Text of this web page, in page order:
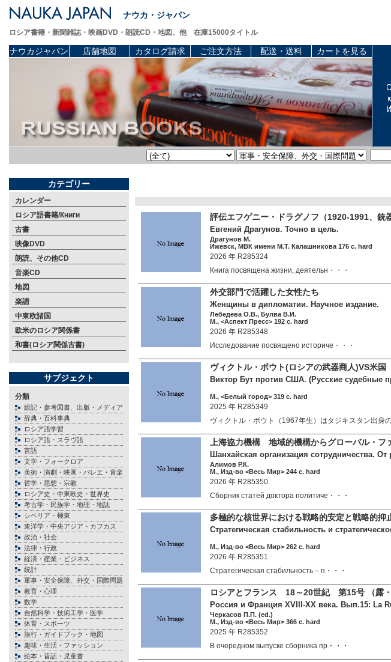
ナウカ・ジャパン
ロシア書籍・新聞雑誌・映画DVD・朗読CD・地図、他 在庫15000タイトル
ナウカジャパン 店舗地図 カタログ請求 ご注文方法 配送・送料 カートを見る
カテゴリー
カレンダー
ロシア語書籍/Книги
古書
映像DVD
朗読、その他CD
音楽CD
地図
楽譜
中東欧諸国
欧米のロシア関係書
和書(ロシア関係古書)
サブジェクト
分類
総記・参考図書、出版・メディア
辞典・百科事典
ロシア語学習
ロシア語・スラヴ語
言語
文学・フォークロア
美術・演劇・映画・バレエ・音楽
哲学・思想・宗教
ロシア史・中東欧史・世界史
考古学・民族学・地理・地誌
シベリア・極東
東洋学・中央アジア・カフカス
政治・社会
法律・行政
経済・産業・ビジネス
統計
軍事・安全保障、外交・国際問題
教育・心理
数学
自然科学・技術工学・医学
体育・スポーツ
旅行・ガイドブック・地図
趣味・生活・ファッション
絵本・昔話・児童書
評伝エフゲニー・ドラグノフ（1920-1991、
Евгений Драгунов. Точно в цель.
Драгунов М.
Ижевск, МВК имени М.Т. Калашникова 176 c. hard
2026 年 R285324
Книга посвящена жизни, деятельн・・・
外交部門で
Женщины в дипломатии. Научное издание.
Лебедева О.В., Булва В.И.
М., <Аспект Пресс> 192 c. hard
2026 年 R285348
Исследование посвящено историче・・・
ヴィクトル・ボウト(ロシアの武器商人)VS米国
Виктор Бут против США. (Русские судебные
М., <Белый город> 319 c. hard
2025 年 R285349
ヴィクトル・ボウト（1967年生）はタジキスタン出身
上海協力機構 地域的機構からグローバル・
Шанхайская организация сотрудничества.
Алимов Р.К.
М., Изд-во <Весь Мир> 244 c. hard
2026 年 R285350
Сборник статей доктора политиче・・・
多極的な核世界における戦略的安定と戦略的
Стратегическая стабильность и
М., Изд-во <Весь Мир> 262 c. hard
2026 年 R285351
Стратегическая стабильность – п・・・
ロシアとフランス 18～20世紀 第15号 （露
Россия и Франция XVIII-XX века. Вып.15: La
Черкасов П.П. (ed.)
М., Изд-во <Весь Мир> 366 c. hard
2025 年 R285352
В очередном выпуске сборника пр・・・